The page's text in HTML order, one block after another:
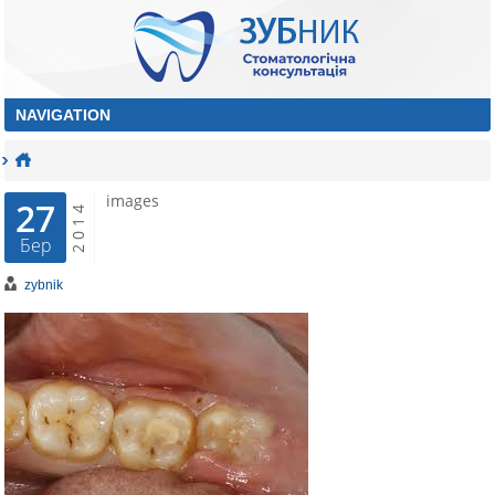
27
Бер 2014 images
zybnik